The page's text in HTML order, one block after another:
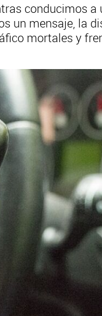
conducimos
un mensaje, la
mortales y